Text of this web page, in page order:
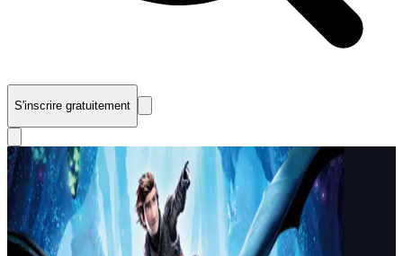
S'inscrire gratuitement